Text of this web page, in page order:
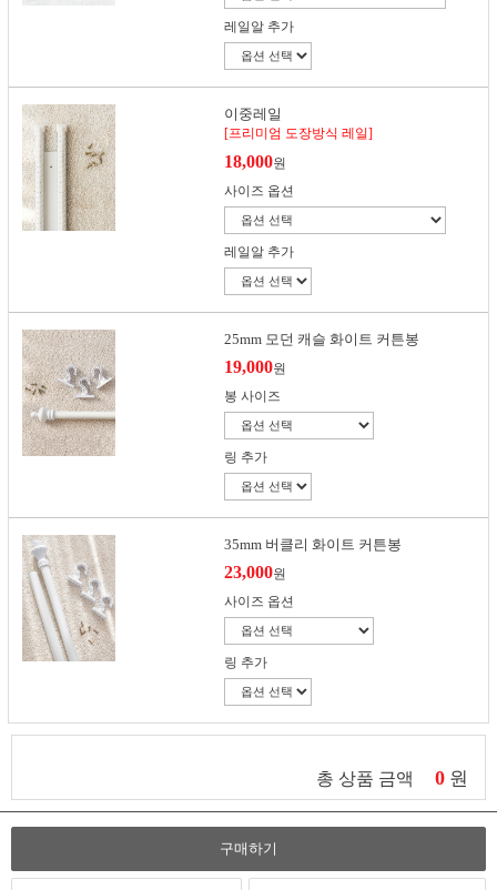
레일알 추가
이중레일
[프리미엄 도장방식 레일]
18,000원
사이즈 옵션
레일알 추가
25mm 모던 캐슬 화이트 커튼봉
19,000원
봉 사이즈
링 추가
35mm 버클리 화이트 커튼봉
23,000원
사이즈 옵션
링 추가
총 상품 금액 0 원
구매하기